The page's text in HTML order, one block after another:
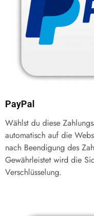
PayPal
Wählst du diese
automatisch auf die
nach Beendigung des
Gewährleistet wird die
Verschlüsselung.